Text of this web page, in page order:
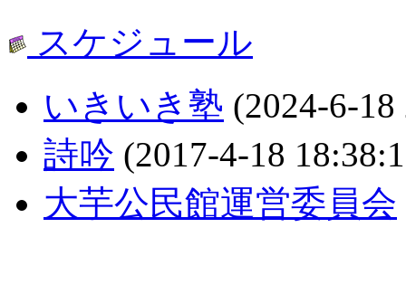
スケジュール
いきいき塾 (2024-6-
詩吟 (2017-4-18
大芋公民館運営委員会